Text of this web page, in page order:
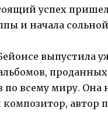
успех
и начала
выпустила
по всему миру. Она
автор